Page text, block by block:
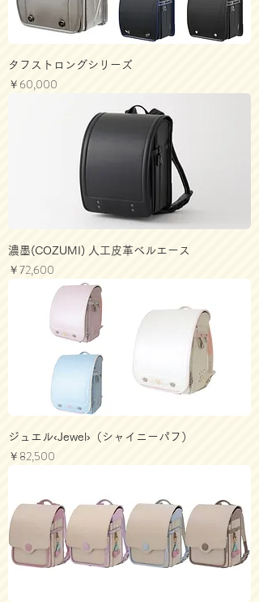
タフストロングシリーズ
価格
￥60,000
濃墨(COZUMI) 人工皮革ベルエース
価格
￥72,600
ジュエル‹Jewel›（シャイニーパフ）
価格
￥82,500